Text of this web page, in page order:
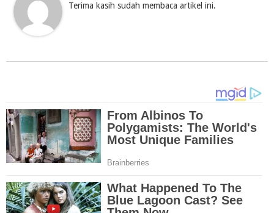
Terima kasih sudah membaca artikel ini.